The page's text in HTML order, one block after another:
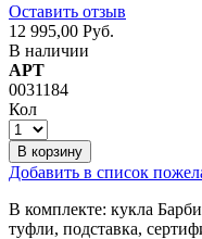
Оставить отзыв
12 995,00 Руб.
В наличии
АРТ
0031184
Кол
В корзину
Добавить в список
В комплекте: кукла
туфли, подставка,